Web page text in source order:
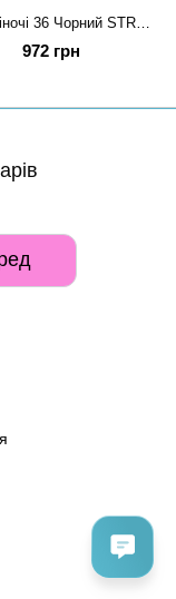
Туфлі жіночі 36 Чорний STREAM (733080-36)
972 грн